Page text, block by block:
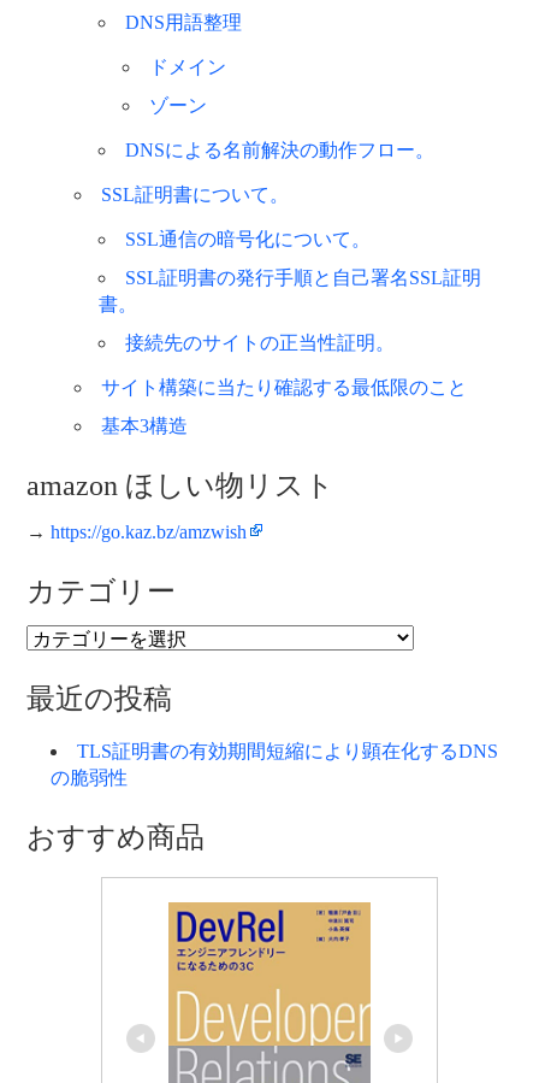
DNS用語整理
ドメイン
ゾーン
DNSによる名前解決の動作フロー。
SSL証明書について。
SSL通信の暗号化について。
SSL証明書の発行手順と自己署名SSL証明
書。
接続先のサイトの正当性証明。
サイト構築に当たり確認する最低限のこと
基本3構造
amazon ほしい物リスト
→ https://go.kaz.bz/amzwish
カテゴリー
カ
ゴ
リ
最近の投稿
TLS証明書の有効期間短縮により顕在化するDNS
の脆弱性
おすすめ商品